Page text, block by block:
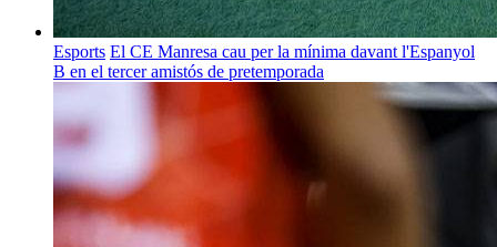
Esports El CE Manresa cau per la mínima davant l'Espanyol
B en el tercer amistós de pretemporada